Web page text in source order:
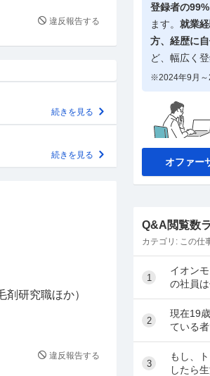
違反報告する
続きを見る
続きを見る
研究職ほか）
違反報告する
登録者の99%
ます。 就業
方、 経歴に
ど、幅広く
※2024年9月～
オファー
Q&A閲覧数
カテゴリ: この仕
1
イオン
の社員
しょう
かね？
ね？ 地
2
現在19
ている
デザイ
スキル
はもう
3
もし、
したら